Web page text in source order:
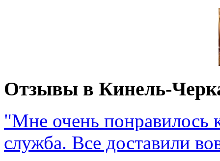
Отзывы в Кинель-
"Мне очень понравилось
служба. Все доставили